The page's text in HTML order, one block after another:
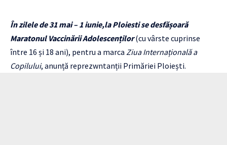
În zilele de 31 mai – 1 iunie,la Ploiesti se desfășoară
Maratonul Vaccinării Adolescenților(cu vârste cuprinse
între 16 și 18 ani), pentru a marca Ziua Internațională a
Copilului, anunță reprezwntanții Primăriei Ploiești.